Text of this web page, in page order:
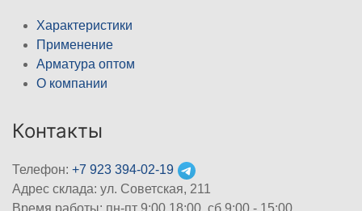
Характеристики
Применение
Арматура оптом
О компании
Контакты
Телефон: +7 923 394-02-19
Адрес склада: ул. Советская, 211